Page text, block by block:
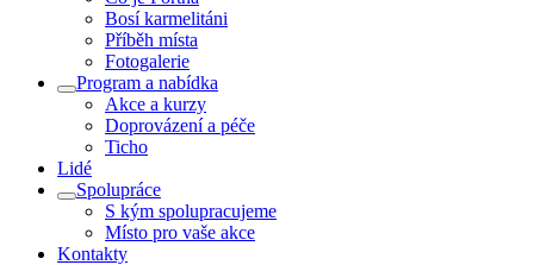
Bosí karmelitáni
Příběh místa
Fotogalerie
Program a nabídka
Akce a kurzy
Doprovázení a péče
Ticho
Lidé
Spolupráce
S kým spolupracujeme
Místo pro vaše akce
Kontakty